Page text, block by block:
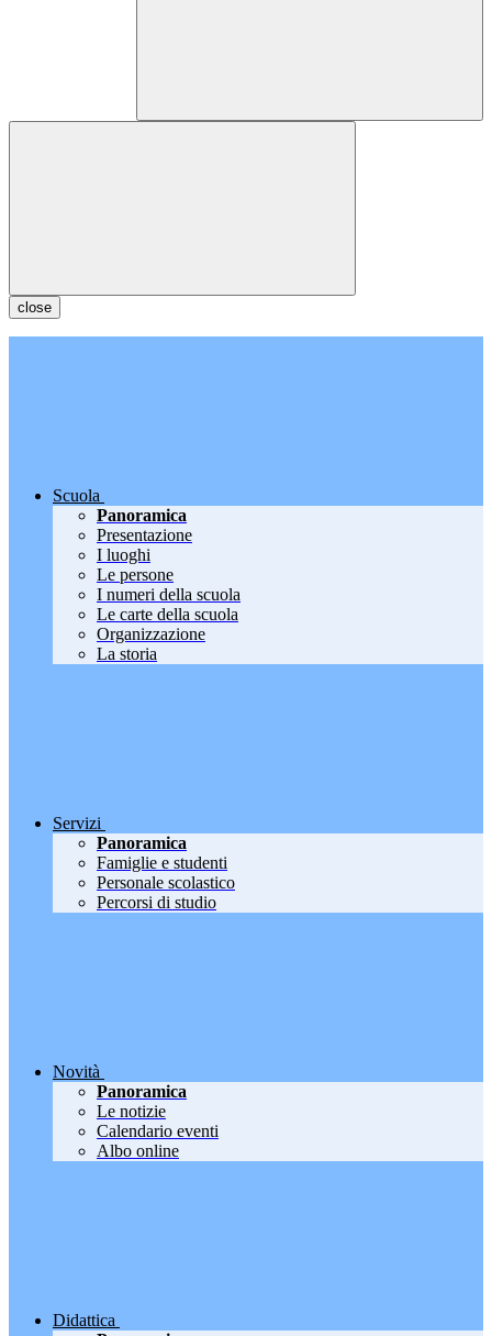
close
Scuola
Panoramica
Presentazione
I luoghi
Le persone
I numeri della scuola
Le carte della scuola
Organizzazione
La storia
Servizi
Panoramica
Famiglie e studenti
Personale scolastico
Percorsi di studio
Novità
Panoramica
Le notizie
Calendario eventi
Albo online
Didattica